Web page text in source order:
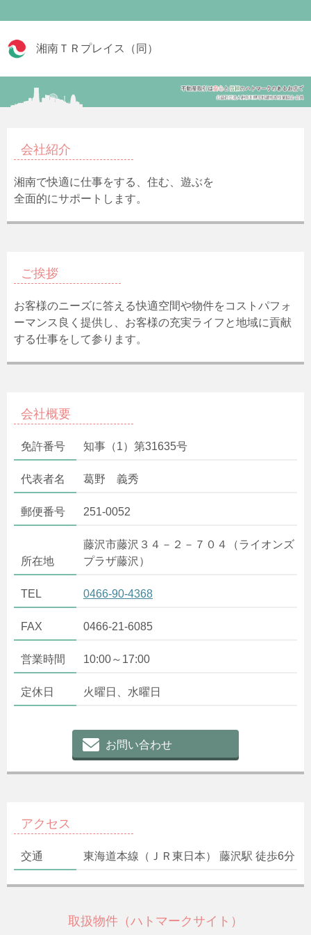
湘南ＴＲプレイス（同）
会社紹介
湘南で快適に仕事をする、住む、遊ぶを
全面的にサポートします。
ご挨拶
お客様のニーズに答える快適空間や物件をコストパフォ
ーマンス良く提供し、お客様の充実ライフと地域に貢献
する仕事をして参ります。
会社概要
免許番号 知事（1）第31635号
代表者名 葛野 義秀
郵便番号 251-0052
所在地
藤沢市藤沢３４－２－７０４（ライオンズ
プラザ藤沢）
TEL 0466-90-4368
FAX 0466-21-6085
営業時間 10:00～17:00
定休日 火曜日、水曜日
お問い合わせ
アクセス
交通 東海道本線（ＪＲ東日本） 藤沢駅 徒歩6分
取扱物件（ハトマークサイト）